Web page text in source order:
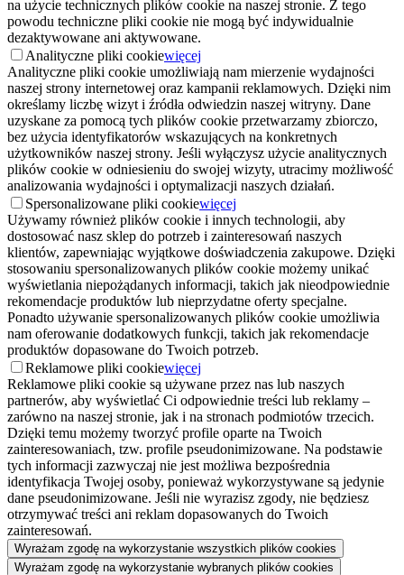
na użycie technicznych plików cookie na naszej stronie. Z tego
powodu techniczne pliki cookie nie mogą być indywidualnie
dezaktywowane ani aktywowane.
Analityczne pliki cookiewięcej
Analityczne pliki cookie umożliwiają nam mierzenie wydajności
naszej strony internetowej oraz kampanii reklamowych. Dzięki nim
określamy liczbę wizyt i źródła odwiedzin naszej witryny. Dane
uzyskane za pomocą tych plików cookie przetwarzamy zbiorczo,
bez użycia identyfikatorów wskazujących na konkretnych
użytkowników naszej strony. Jeśli wyłączysz użycie analitycznych
plików cookie w odniesieniu do swojej wizyty, utracimy możliwość
analizowania wydajności i optymalizacji naszych działań.
Spersonalizowane pliki cookiewięcej
Używamy również plików cookie i innych technologii, aby
dostosować nasz sklep do potrzeb i zainteresowań naszych
klientów, zapewniając wyjątkowe doświadczenia zakupowe. Dzięki
stosowaniu spersonalizowanych plików cookie możemy unikać
wyświetlania niepożądanych informacji, takich jak nieodpowiednie
rekomendacje produktów lub nieprzydatne oferty specjalne.
Ponadto używanie spersonalizowanych plików cookie umożliwia
nam oferowanie dodatkowych funkcji, takich jak rekomendacje
produktów dopasowane do Twoich potrzeb.
Reklamowe pliki cookiewięcej
Reklamowe pliki cookie są używane przez nas lub naszych
partnerów, aby wyświetlać Ci odpowiednie treści lub reklamy –
zarówno na naszej stronie, jak i na stronach podmiotów trzecich.
Dzięki temu możemy tworzyć profile oparte na Twoich
zainteresowaniach, tzw. profile pseudonimizowane. Na podstawie
tych informacji zazwyczaj nie jest możliwa bezpośrednia
identyfikacja Twojej osoby, ponieważ wykorzystywane są jedynie
dane pseudonimizowane. Jeśli nie wyrazisz zgody, nie będziesz
otrzymywać treści ani reklam dopasowanych do Twoich
zainteresowań.
Wyrażam zgodę na wykorzystanie wszystkich plików cookies
Wyrażam zgodę na wykorzystanie wybranych plików cookies